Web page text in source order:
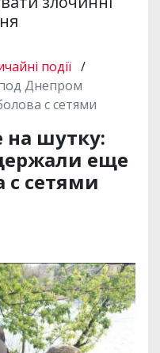
події /
Днепром
с сетями
на шутку:
еще
с сетями